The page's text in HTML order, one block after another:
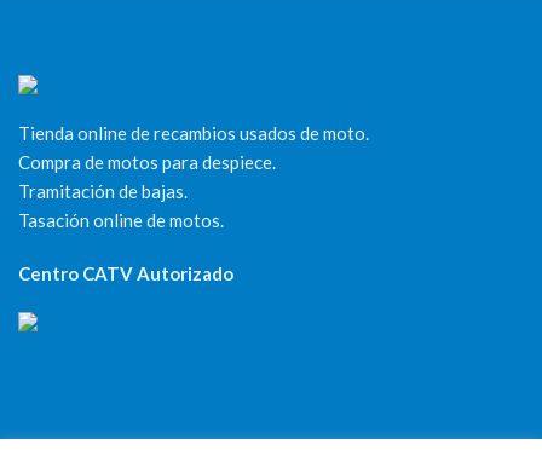
Tienda online de recambios usados de moto.
Compra de motos para despiece.
Tramitación de bajas.
Tasación online de motos.
Centro CATV Autorizado